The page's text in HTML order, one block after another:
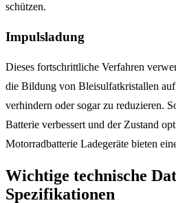
schützen.
Impulsladung
Dieses fortschrittliche Verfahren
die Bildung von Bleisulfatkristallen auf
verhindern oder sogar zu reduzieren.
Batterie verbessert und der Zustand
Motorradbatterie Ladegeräte bieten
Wichtige technische
Spezifikationen